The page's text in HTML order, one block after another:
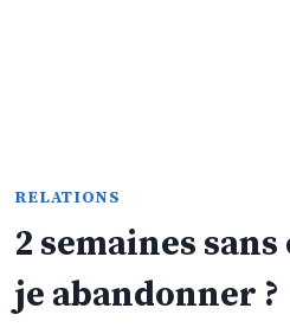
RELATIONS
2 semaines
je abandonner ?